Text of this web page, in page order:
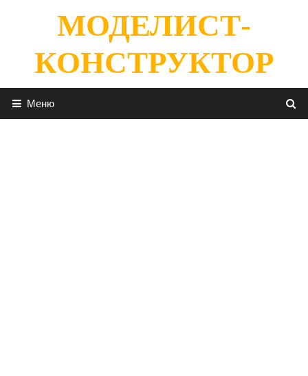
содержимомуМОДЕЛИСТ-
КОНСТРУКТОР
Меню